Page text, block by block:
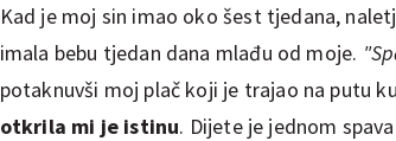
Kad je moj sin imao oko šest tjedana,
imala bebu tjedan dana mlađu od moje.
potaknuvši moj plač koji je trajao na putu
otkrila mi je istinu. Dijete je jednom